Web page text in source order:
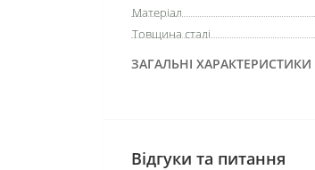
ЗАГАЛЬНІ
Матеріал
Товщина сталі
Відгуки та питання